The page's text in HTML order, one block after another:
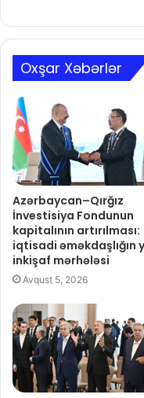
Oxşar Xəbərlər
Azərbaycan–Qırğız
İnvestisiya Fondunun
kapitalının artırılması:
iqtisadi əməkdaşlığın
inkişaf mərhələsi
Avqust 5, 2026